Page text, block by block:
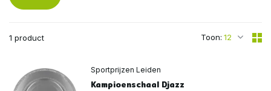
1 product Toon:
Sportprijzen Leiden
Kampioenschaal Djazz